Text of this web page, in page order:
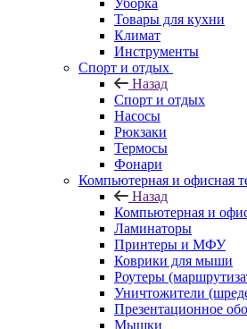
Уборка
Товары для кухни
Климат
Инструменты
Спорт и отдых
Назад
Спорт и отдых
Насосы
Рюкзаки
Термосы
Фонари
Компьютерная и офисная
Назад
Компьютерная и
Ламинаторы
Принтеры и МФУ
Коврики для мыши
Роутеры
Уничтожители
Презентационное
Мышки